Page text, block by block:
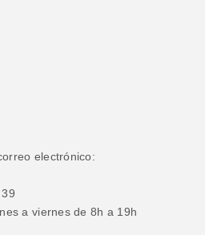
electrónico:
a viernes de 8h a 19h